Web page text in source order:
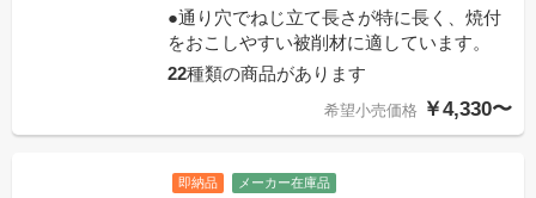
●通り穴でねじ立て長さが特に長く、焼付
をおこしやすい被削材に適しています。
22種類の商品があります
希望小売価格 ￥4,330〜
即納品 メーカー在庫品